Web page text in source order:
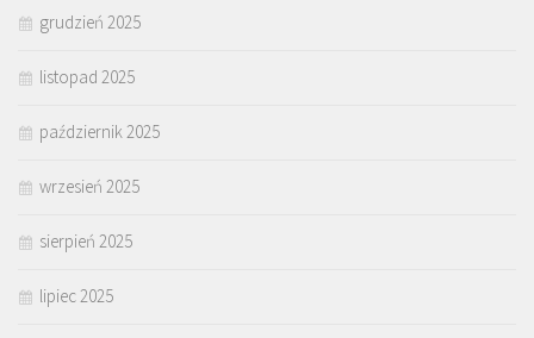
grudzień 2025
listopad 2025
październik 2025
wrzesień 2025
sierpień 2025
lipiec 2025